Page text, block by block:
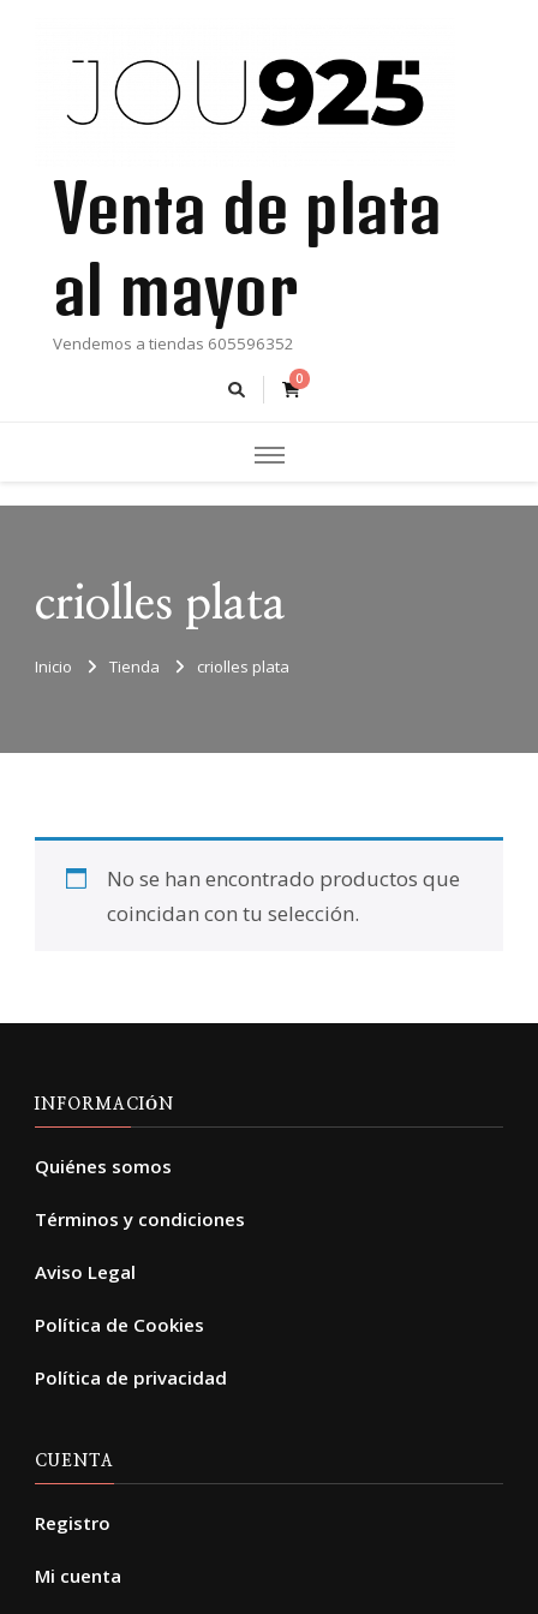
Venta de plata
al mayor
Vendemos a tiendas 605596352
0
criolles plata
Inicio Tienda criolles plata
No se han encontrado productos que
coincidan con tu selección.
INFORMACIÓN
Quiénes somos
Términos y condiciones
Aviso Legal
Política de Cookies
Política de privacidad
CUENTA
Registro
Mi cuenta